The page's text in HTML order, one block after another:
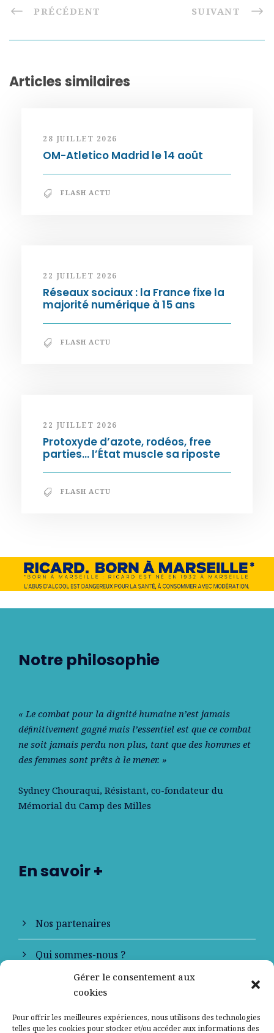
Gérer le consentement aux
cookies
Pour offrir les meilleures expériences, nous utilisons des technologies
telles que les cookies pour stocker et/ou accéder aux informations des
PRÉCÉDENT SUIVANT
Articles similaires
28 JUILLET 2026
OM-Atletico Madrid le 14 août
FLASH ACTU
22 JUILLET 2026
Réseaux sociaux : la France fixe la
majorité numérique à 15 ans
FLASH ACTU
22 JUILLET 2026
Protoxyde d’azote, rodéos, free
parties… l’État muscle sa riposte
FLASH ACTU
Notre philosophie
« Le combat pour la dignité humaine n’est jamais
déﬁnitivement gagné mais l’essentiel est que ce combat
ne soit jamais perdu non plus, tant que des hommes et
des femmes sont prêts à le mener. »
Sydney Chouraqui, Résistant, co-fondateur du
Mémorial du Camp des Milles
En savoir +
Nos partenaires
Qui sommes-nous ?
Contactez-nous
Mentions légales